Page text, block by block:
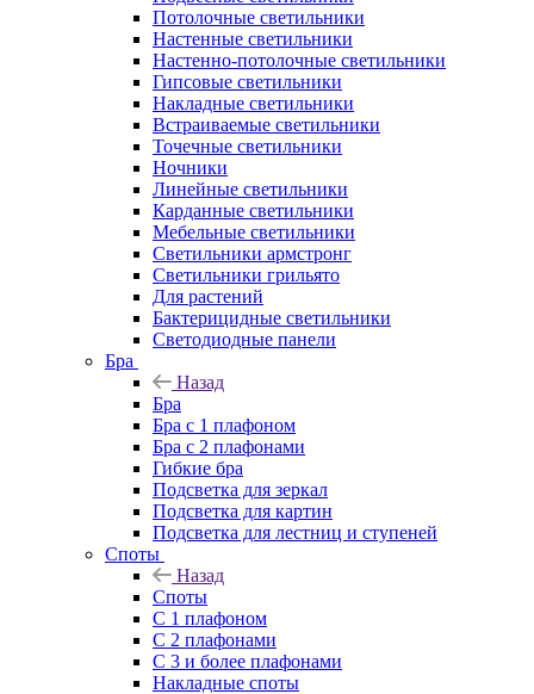
Потолочные светильники
Настенные светильники
Настенно-потолочные светильники
Гипсовые светильники
Накладные светильники
Встраиваемые светильники
Точечные светильники
Ночники
Линейные светильники
Карданные светильники
Мебельные светильники
Светильники армстронг
Светильники грильято
Для растений
Бактерицидные светильники
Светодиодные панели
Бра
Назад
Бра
Бра с 1 плафоном
Бра с 2 плафонами
Гибкие бра
Подсветка для зеркал
Подсветка для картин
Подсветка для лестниц и ступеней
Споты
Назад
Споты
С 1 плафоном
С 2 плафонами
С 3 и более плафонами
Накладные споты